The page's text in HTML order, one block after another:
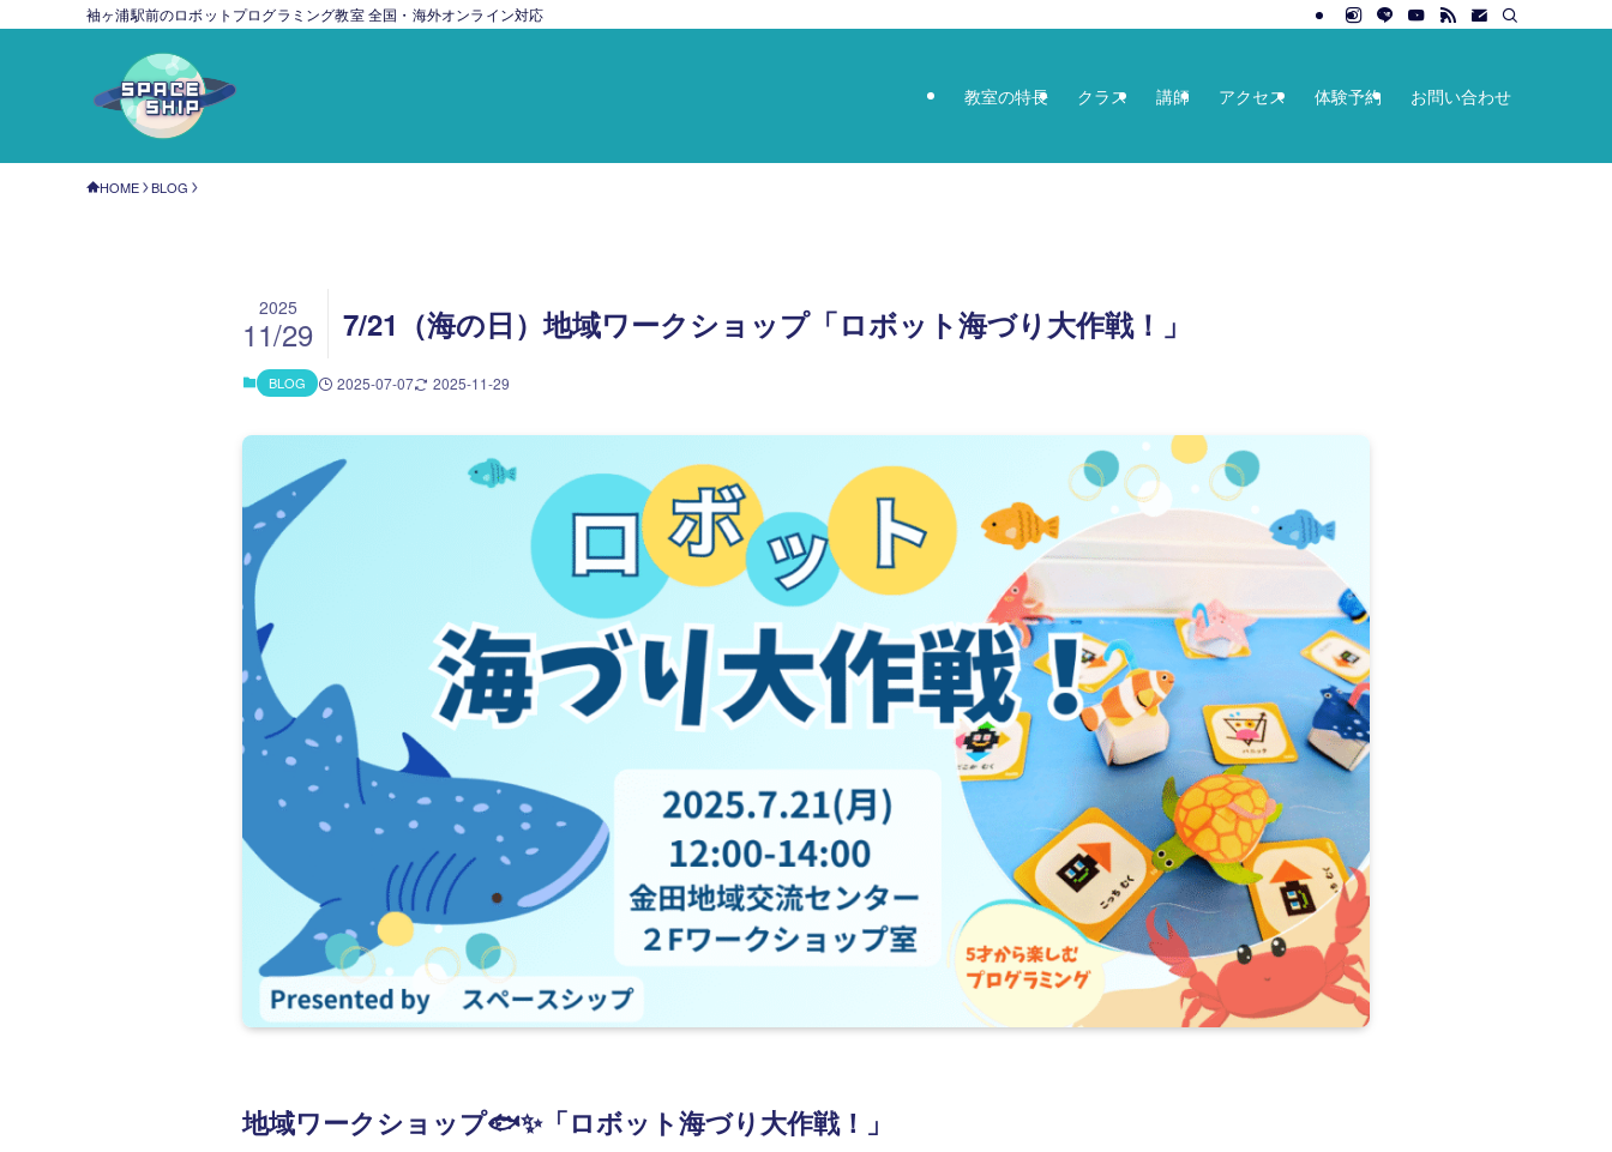
袖ヶ浦駅前のロボットプログラミング教室 全国・海外オンライン対応
教室の特長 クラス 講師 アクセス 体験予約 お問い合わせ
HOME BLOG
7/21（海の日）地域ワークショップ「ロボット海づり大作戦！」
2025
11/29
BLOG 2025-07-07 2025-11-29
地域ワークショップ🐟✨「ロボット海づり大作戦！」